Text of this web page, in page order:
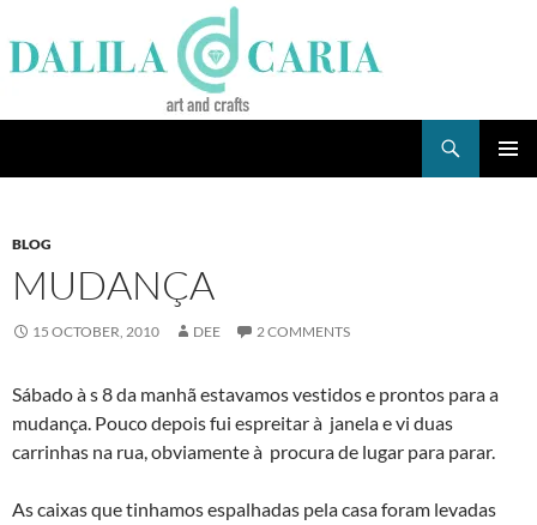
to
content
BLOG
MUDANÇA
15 OCTOBER, 2010 DEE 2 COMMENTS
Sábado à s 8 da manhã estavamos vestidos e prontos para a
mudança. Pouco depois fui espreitar à janela e vi duas
carrinhas na rua, obviamente à procura de lugar para parar.
As caixas que tinhamos espalhadas pela casa foram levadas